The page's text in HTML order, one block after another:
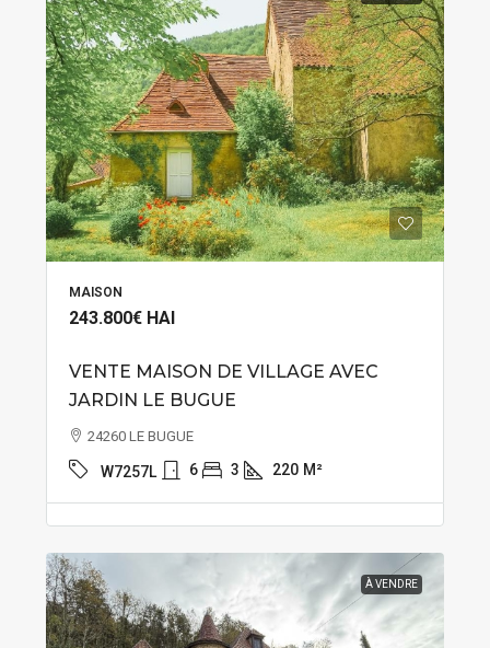
MAISON
243.800€ HAI
VENTE MAISON DE VILLAGE AVEC
JARDIN LE BUGUE
24260 LE BUGUE
W7257L 6 3 220 M²
À VENDRE